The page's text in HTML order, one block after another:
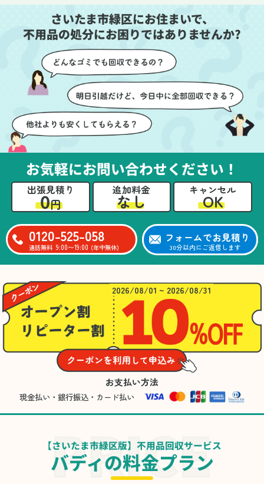
イテムの仕分けを迅速か
つ丁寧に対応していただ
けたのがありがたかった
です。家族それぞれが必
要なものを確認しながら
進めることができ、安心
感を持って作業をお任せ
できました。さらに、作
業終了後には部屋全体を
清掃していただき、まる
で新しい家のような清潔
感に感動しました。
壁や床を傷つけないよう
に細心の注意を払ってい
ただき、家全体がスムー
ズに片付いていくのがと
ても嬉しかったです。作
業が終わった後には、こ
ちらからお願いしなくて
も部屋を簡単に清掃して
いただけたのも好印象で
した。
いても教えていただき、
今後の片付けにも役立つ
知識が増えました。また
何かあれば、ぜひお願い
心のこもったサービスを
ありがとうございまし
た。
さいたま市緑区にお住まいで、
不用品の処分にお困りではありませんか?
お気軽にお問い合わせください！
出張見積り
0円
追加料金
なし
キャンセル
OK
0120-525-058
通話無料 9:00〜19:00 (年中無休)
フォームでお見積り
30分以内にご返信します
2026/08/01 ~ 2026/08/31
お支払い方法
現金払い・銀行振込・カード払い
【さいたま市緑区版】不用品回収サービス
バディの料金プラン